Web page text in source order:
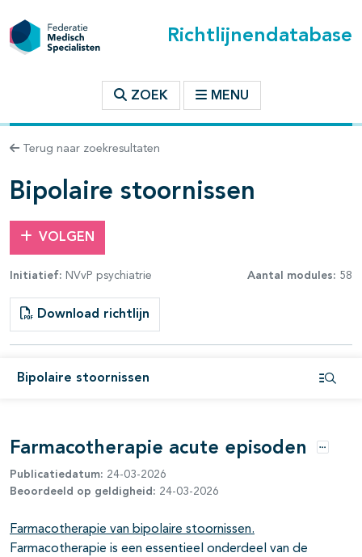
Richtlijnendatabase
ZOEK MENU
Terug naar zoekresultaten
Bipolaire stoornissen
VOLGEN
Initiatief: NVvP psychiatrie Aantal modules: 58
Download richtlijn
Bipolaire stoornissen
binnen deze richtlijn
open- en dichtklappen
open- en dichtklappen
open- en dichtklappen
Farmacotherapie acute episoden Opties
Publicatiedatum: 24-03-2026
Beoordeeld op geldigheid: 24-03-2026
Farmacotherapie van bipolaire stoornissen.
Farmacotherapie is een essentieel onderdeel van de